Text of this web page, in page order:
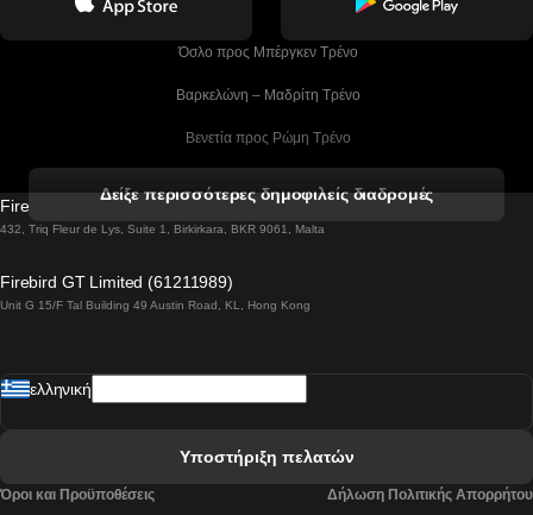
Όσλο προς Μπέργκεν Tρένο
Βαρκελώνη – Μαδρίτη Tρένο
Βενετία προς Ρώμη Τρένο
Βιέννη προς Σάλτσμπουργκ Τρένα
Βουδαπέστη προς Πράγα Tρένο
Δείξε περισσότερες δημοφιλείς διαδρομές
Firebird GT Limited (OC 1451)
432, Triq Fleur de Lys, Suite 1, Birkirkara, BKR 9061, Malta
Firebird GT Limited (61211989)
Unit G 15/F Tal Building 49 Austin Road, KL, Hong Kong
ελληνική
Υποστήριξη πελατών
Όροι και Προϋποθέσεις Δήλωση Πολιτικής Απορρήτου